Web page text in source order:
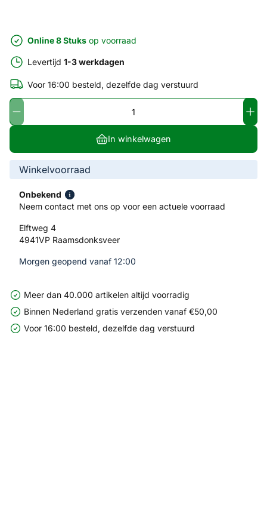
Online 8 Stuks op voorraad
Levertijd 1-3 werkdagen
Voor 16:00 besteld, dezelfde dag verstuurd
In winkelwagen
Winkelvoorraad
Onbekend
Neem contact met ons op voor een actuele voorraad
Elftweg 4
4941VP Raamsdonksveer
Morgen geopend vanaf 12:00
Meer dan 40.000 artikelen altijd voorradig
Binnen Nederland gratis verzenden vanaf €50,00
Voor 16:00 besteld, dezelfde dag verstuurd